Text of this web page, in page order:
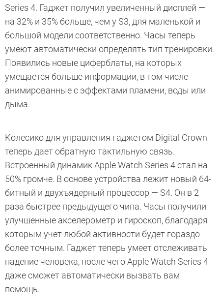
Series 4. Гаджет получил увеличенный дисплей —
на 32% и 35% больше, чем у S3, для маленькой и
большой модели соответственно. Часы теперь
умеют автоматически определять тип тренировки.
Появились новые циферблаты, на которых
умещается больше информации, в том числе
анимированные с эффектами пламени, воды или
дыма.
Колесико для управления гаджетом Digital Crown
теперь дает обратную тактильную связь.
Встроенный динамик Apple Watch Series 4 стал на
50% громче. В основе устройства лежит новый 64-
битный и двухъядерный процессор — S4. Он в 2
раза быстрее предыдущего чипа. Часы получили
улучшенные акселерометр и гироскоп, благодаря
которым учет любой активности будет гораздо
более точным. Гаджет теперь умеет отслеживать
падение человека, после чего Apple Watch Series 4
даже сможет автоматически вызвать вам
помощь.